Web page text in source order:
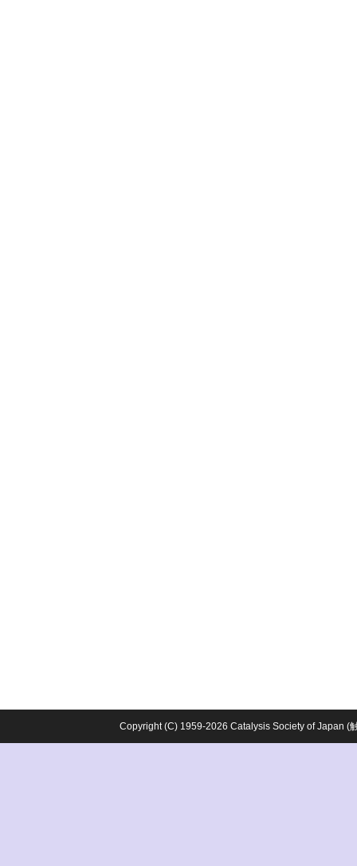
Copyright (C) 1959-2026 Catalysis Society of Japan (